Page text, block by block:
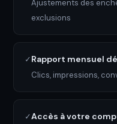
Ajustements des
exclusions
✓Rapport mensuel
Clics, impressions,
✓Accès à votre